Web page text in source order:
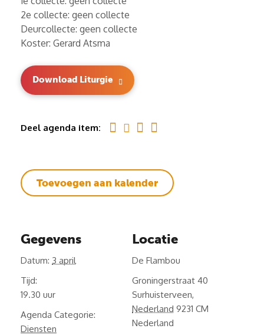
2e collecte: geen collecte
Deurcollecte: geen collecte
Koster: Gerard Atsma
Download Liturgie
Deel agenda item:
Toevoegen aan kalender
Gegevens
Datum: 3 april
Tijd:
19.30
Agenda Categorie:
Diensten
Locatie
De Flambou
Groningerstraat 40
Surhuisterveen,
Nederland 9231 CM
Nederland